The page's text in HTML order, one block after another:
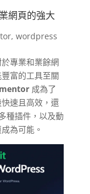
網頁的強大
, wordpress
專業和業餘網
富的工具至關
成為了
速且高效，還
種插件，以及動
為可能。